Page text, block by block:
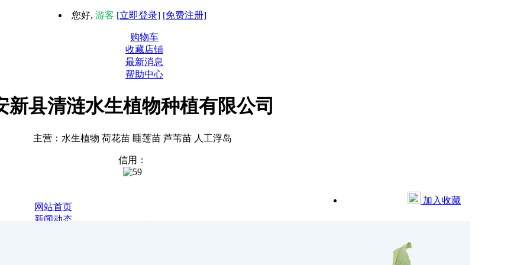
您好, 游客 [立即登录] [免费注册]
购物车
收藏店铺
最新消息
帮助中心
新县清涟水生植物种植有限公司
主营：水生植物 荷花苗 睡莲苗 芦苇苗 人工浮岛
信用：
网站首页
新闻动态
加入收藏